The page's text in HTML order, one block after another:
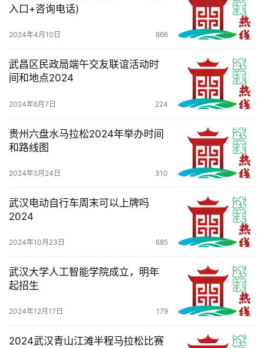
入口+咨询电话)
2024年4月10日 866
武昌区民政局端午交友联谊活动时
间和地点2024
2024年6月7日 224
贵州六盘水马拉松2024年举办时间
和路线图
2024年5月24日 310
武汉电动自行车周末可以上牌吗
2024
2024年10月23日 685
武汉大学人工智能学院成立，明年
起招生
2024年12月17日 179
2024武汉青山江滩半程马拉松比赛